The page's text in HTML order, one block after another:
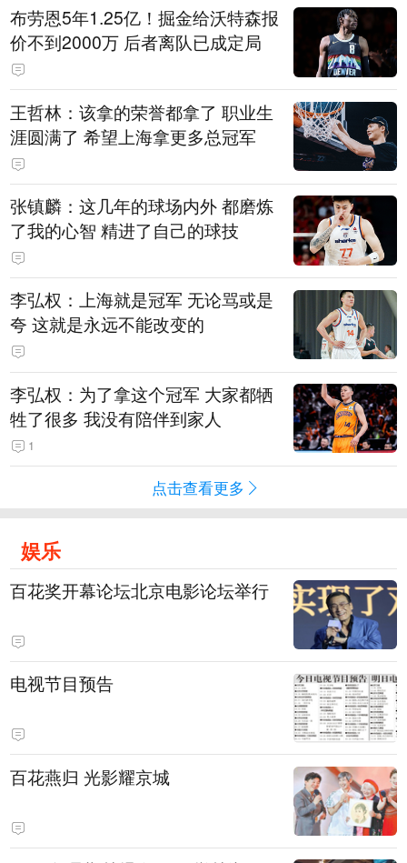
布劳恩5年1.25亿！掘金给沃特森报
价不到2000万 后者离队已成定局
王哲林：该拿的荣誉都拿了 职业生
涯圆满了 希望上海拿更多总冠军
张镇麟：这几年的球场内外 都磨炼
了我的心智 精进了自己的球技
李弘权：上海就是冠军 无论骂或是
夸 这就是永远不能改变的
李弘权：为了拿这个冠军 大家都牺
牲了很多 我没有陪伴到家人
1
点击查看更多
娱乐
百花奖开幕论坛北京电影论坛举行
电视节目预告
百花燕归 光影耀京城